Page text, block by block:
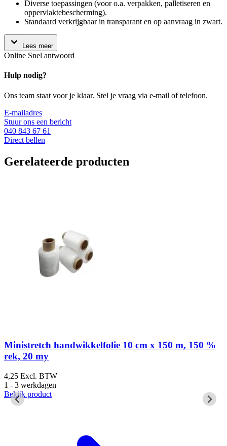
Diverse toepassingen (voor o.a. verpakken, palletiseren en
oppervlaktebescherming).
Standaard verkrijgbaar in transparant en op aanvraag in zwart.
Lees meer
Online Snel antwoord
Hulp nodig?
Ons team staat voor je klaar. Stel je vraag via e-mail of telefoon.
E-mailadres
Stuur ons een bericht
040 843 67 61
Direct bellen
Gerelateerde producten
Ministretch handwikkelfolie 10 cm x 150 m, 150 %
rek, 20 my
4,25 Excl. BTW
1 - 3 werkdagen
Bekijk product